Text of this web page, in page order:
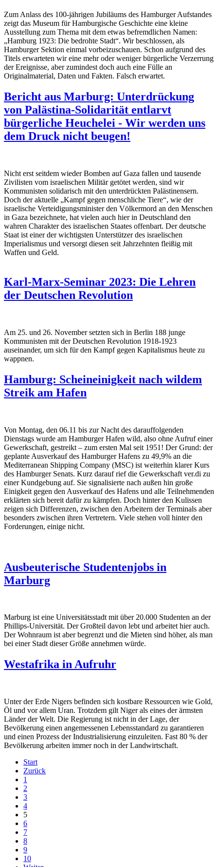
Zum Anlass des 100-jährigen Jubiläums des Hamburger Aufstandes
zeigt das Museum für Hamburgische Geschichte eine kleine
Ausstellung zum Thema mit dem etwas befremdlichen Namen:
„Hamburg 1923: Die bedrohte Stadt“. Wir beschlossen, als
Hamburger Sektion einmal vorbeizuschauen. Schon aufgrund des
Titels erwarteten wir eine mehr oder weniger bürgerliche Verzerrung
der Ereignisse, aber zumindest doch auch eine Fülle an
Originalmaterial, Daten und Fakten. Falsch erwartet.
Bericht aus Marburg: Unterdrückung
von Palästina-Solidarität entlarvt
bürgerliche Heuchelei - Wir werden uns
dem Druck nicht beugen!
Nicht erst seitdem wieder Bomben auf Gaza fallen und tausende
Zivilisten vom israelischen Militär getötet werden, sind wir
Kommunisten solidarisch mit den unterdrückten Palästinensern.
Doch der aktuelle „Kampf gegen menschliche Tiere“, wie der
israelische Verteidigungsminister den Völkermord an den Menschen
in Gaza bezeichnete, hat vielen auch hier in Deutschland den
wahren Charakter des israelischen Staates offenbart. Der deutsche
Staat ist einer der wichtigsten Unterstützer des israelischen
Imperialismus und versorgt diesen seit Jahrzehnten fleißig mit
Waffen und Geld.
Karl-Marx-Seminar 2023: Die Lehren
der Deutschen Revolution
Am 25. und 26. November setzten sich in Berlin 188 junge
Kommunisten mit der Deutschen Revolution 1918-1923
auseinander, um sich für den Kampf gegen Kapitalismus heute zu
wappnen.
Hamburg: Scheineinigkeit nach wildem
Streik am Hafen
Von Montag, den 06.11 bis zur Nacht des darauffolgenden
Dienstags wurde am Hamburger Hafen wild, also ohne Aufruf einer
Gewerkschaft, gestreikt – zum ersten Mal seit 1951! Der Grund: der
geplante Ausverkauf des Hamburger Hafens zu 49,9% an die
Mediterranean Shipping Company (MSC) ist weiterhin klarer Kurs
des Hamburger Senats. Kurz darauf rief die Gewerkschaft ver.di zu
einer Kundgebung auf. Sie signalisierte nach außen hin große
Einigkeit gegen den Ausverkauf des Hafens und alle Teilnehmenden
erklärten sich bereit dafür zu kämpfen. Doch hinter den Kulissen
zeigen sich Differenzen, zwischen den Arbeitern der Terminals aber
besonders zwischen ihren Vertretern. Viele stehen voll hinter den
Forderungen, einige nicht.
Ausbeuterische Studentenjobs in
Marburg
Marburg ist eine Universitätsstadt mit über 20.000 Studenten an der
Phillips-Universität. Der Großteil davon lebt und arbeitet hier auch.
Der Wohnraum ist aber begrenzt und die Mieten sind höher, als man
bei einer Stadt dieser Größe annehmen würde.
Westafrika in Aufruhr
Unter der Erde Nigers befinden sich kostbare Ressourcen wie Gold,
Öl und vor allem Uran. Trotzdem gilt Niger als eines der ärmsten
Länder der Welt. Die Regierung ist nicht in der Lage, der
Bevölkerung einen angemessenen Lebensstandard zu garantieren
und einen Prozess der Industrialisierung einzuleiten. Fast 80 % der
Bevölkerung arbeiten immer noch in der Landwirtschaft.
Start
Zurück
1
2
3
4
5
6
7
8
9
10